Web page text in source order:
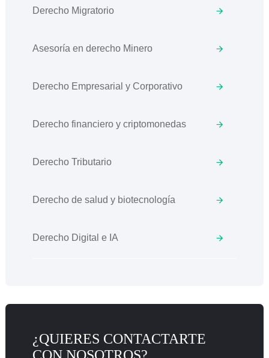
Derecho Migratorio
Asesoría en derecho Minero
Derecho Empresarial y Corporativo
Derecho financiero y criptomonedas
Derecho Tributario
Derecho de salud y biotecnología
Derecho Digital e IA
¿QUIERES CONTACTARTE